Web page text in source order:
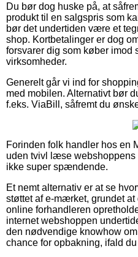
Du bør dog huske på, at
produkt til en salgspris som
bør det undertiden være et
shop. Kortbetalinger er dog
forsvarer dig som køber imod
virksomheder.
Generelt går vi ind for
med mobilen. Alternativt bør
f.eks. ViaBill, såfremt du
Forinden folk handler hos en
uden tvivl læse webshoppens
ikke super spændende.
Et nemt alternativ er at se
støttet af e-mærket, grundet
online forhandleren
internet webshoppen
den nødvendige knowhow
chance for opbakning, ifald